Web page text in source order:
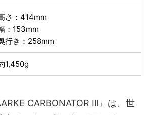
さ：414mm
：153mm
行き：258mm
1,450g
CARBONATOR Ⅲ』は、世